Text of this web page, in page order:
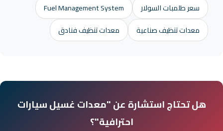
سعر طلمبات السولار
Fuel Management System
معدات تنظيف صناعية
معدات تنظيف فنادق
هل تحتاج استشارة عن "معدات غسيل سيارات
احترافية"؟